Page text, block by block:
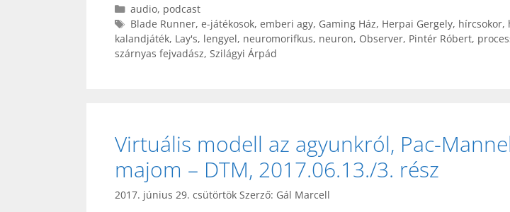
Kategória
audio, podcast
Címkék
Blade Runner, e-játékosok, emberi agy, Gaming Ház, Herpai Gergely, hírcsokor,
kalandjáték, Lay's, lengyel, neuromorifkus, neuron, Observer, Pintér Róbert,
szárnyas fejvadász, Szilágyi Árpád
Virtuális modell az agyunkról, Pac-
majom – DTM, 2017.06.13./3. rész
2017. június 29. csütörtök Szerző: Gál Marcell